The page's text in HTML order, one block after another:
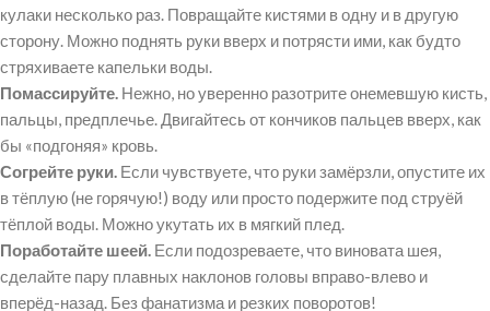
кулаки несколько раз. Повращайте кистями в одну и в другую
сторону. Можно поднять руки вверх и потрясти ими, как будто
стряхиваете капельки воды.
Помассируйте. Нежно, но уверенно разотрите онемевшую кисть,
пальцы, предплечье. Двигайтесь от кончиков пальцев вверх, как
бы «подгоняя» кровь.
Согрейте руки. Если чувствуете, что руки замёрзли, опустите их
в тёплую (не горячую!) воду или просто подержите под струёй
тёплой воды. Можно укутать их в мягкий плед.
Поработайте шеей. Если подозреваете, что виновата шея,
сделайте пару плавных наклонов головы вправо-влево и
вперёд-назад. Без фанатизма и резких поворотов!